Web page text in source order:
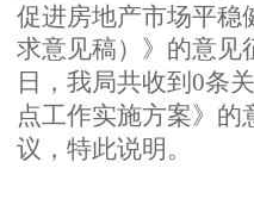
促进房地产市场平稳
求意见稿）》 的意 见
日，我局共收到0条
点工作实施方案》的
议，特此说明。